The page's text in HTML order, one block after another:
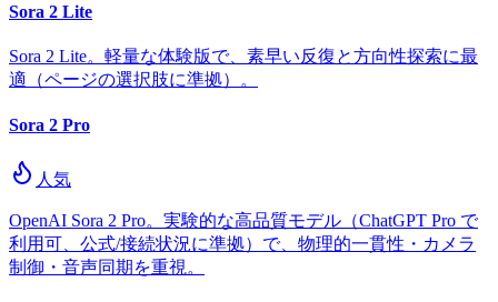
Sora 2 Lite
Sora 2 Lite。軽量な体験版で、素早い反復と方向性探索に最
適（ページの選択肢に準拠）。
Sora 2 Pro
人気
OpenAI Sora 2 Pro。実験的な高品質モデル（ChatGPT Pro で
利用可、公式/接続状況に準拠）で、物理的一貫性・カメラ
制御・音声同期を重視。